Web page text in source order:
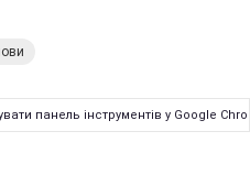
панель інструментів у Google